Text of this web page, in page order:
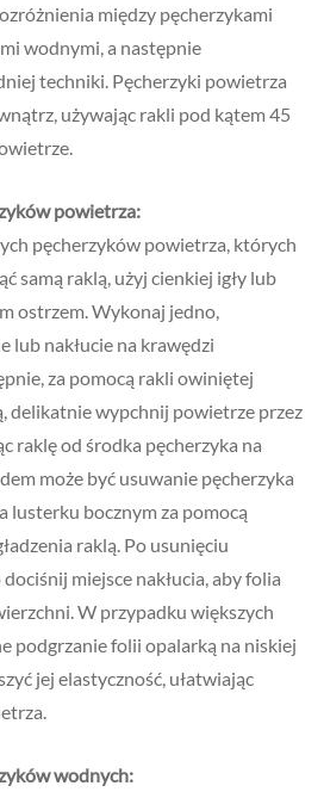
między pęcherzykami
wodnymi, a następnie
techniki. Pęcherzyki powietrza
używając rakli pod kątem 45
powietrza:
pęcherzyków powietrza, których
samą raklą, użyj cienkiej igły lub
ostrzem. Wykonaj jedno,
lub nakłucie na krawędzi
za pomocą rakli owiniętej
delikatnie wypchnij powietrze przez
raklę od środka pęcherzyka na
może być usuwanie pęcherzyka
lusterku bocznym za pomocą
raklą. Po usunięciu
miejsce nakłucia, aby folia
W przypadku większych
podgrzanie folii opalarką na niskiej
jej elastyczność, ułatwiając
wodnych: